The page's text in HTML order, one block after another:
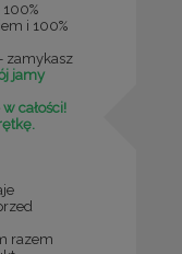
i 100%
zamykasz
jamy
całości!
razem